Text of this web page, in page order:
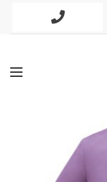
Phone